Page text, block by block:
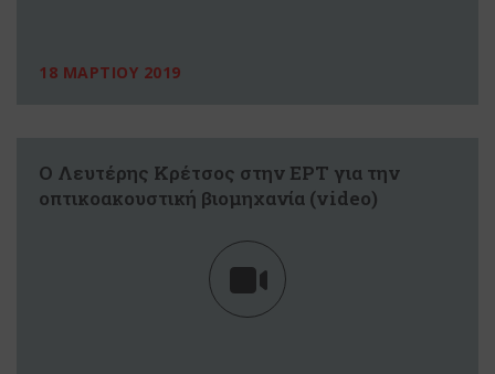
18 ΜΑΡΤΙΟΥ 2019
Ο Λευτέρης Κρέτσος στην ΕΡΤ για την
οπτικοακουστική βιομηχανία (video)